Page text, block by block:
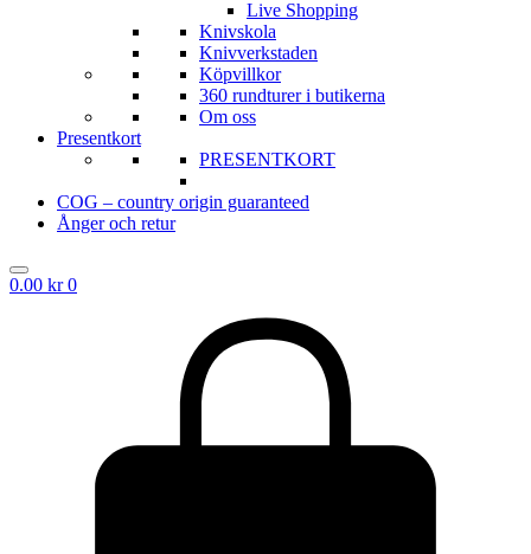
Live Shopping
Knivskola
Knivverkstaden
Köpvillkor
360 rundturer i butikerna
Om oss
Presentkort
PRESENTKORT
COG – country origin guaranteed
Ånger och retur
0.00 kr 0